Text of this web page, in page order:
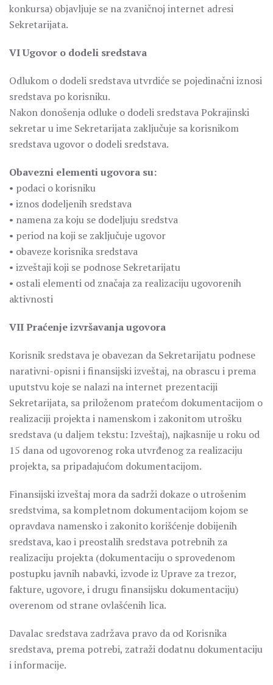
konkursa) objavljuje se na zvaničnoj internet adresi
Sekretarijata.
VI Ugovor o dodeli sredstava
Odlukom o dodeli sredstava utvrdiće se pojedinačni iznosi
sredstava po korisniku.
Nakon donošenja odluke o dodeli sredstava Pokrajinski
sekretar u ime Sekretarijata zaključuje sa korisnikom
sredstava ugovor o dodeli sredstava.
Obavezni elementi ugovora su:
• podaci o korisniku
• iznos dodeljenih sredstava
• namena za koju se dodeljuju sredstva
• period na koji se zaključuje ugovor
• obaveze korisnika sredstava
• izveštaji koji se podnose Sekretarijatu
• ostali elementi od značaja za realizaciju ugovorenih
aktivnosti
VII Praćenje izvršavanja ugovora
Korisnik sredstava je obavezan da Sekretarijatu podnese
narativni-opisni i finansijski izveštaj, na obrascu i prema
uputstvu koje se nalazi na internet prezentaciji
Sekretarijata, sa priloženom pratećom dokumentacijom o
realizaciji projekta i namenskom i zakonitom utrošku
sredstava (u daljem tekstu: Izveštaj), najkasnije u roku od
15 dana od ugovorenog roka utvrđenog za realizaciju
projekta, sa pripadajućom dokumentacijom.
Finansijski izveštaj mora da sadrži dokaze o utrošenim
sredstvima, sa kompletnom dokumentacijom kojom se
opravdava namensko i zakonito korišćenje dobijenih
sredstava, kao i preostalih sredstava potrebnih za
realizaciju projekta (dokumentaciju o sprovedenom
postupku javnih nabavki, izvode iz Uprave za trezor,
fakture, ugovore, i drugu finansijsku dokumentaciju)
overenom od strane ovlašćenih lica.
Davalac sredstava zadržava pravo da od Korisnika
sredstava, prema potrebi, zatraži dodatnu dokumentaciju
i informacije.